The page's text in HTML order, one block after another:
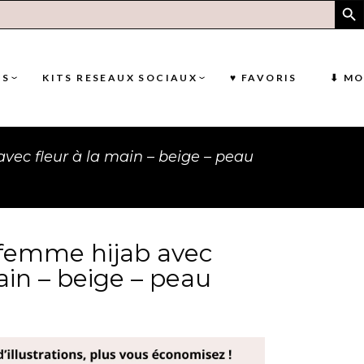
KITS RESEAUX SOCIAUX
PACK RÉSEAUX SOCIAUX
♥ FAVORIS ⬇︎
fleur à la main – beige – peau
hijab avec
– beige – peau